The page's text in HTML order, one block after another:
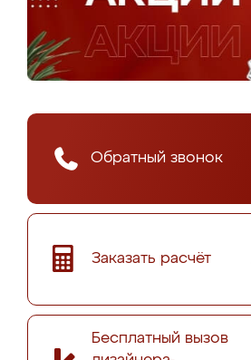
Обратный звонок
Заказать расчёт
Бесплатный вызов